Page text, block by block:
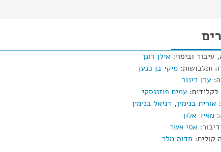
עיבוד ובימוי: אילן רונן
ותלבושות: מיקי בן כנען
ערן דינור
לקלידים: עמית פוזננסקי
אורית בנימין, דניאל בנימין
מאיר אלון
אסי אשד
קולית: חדוה מלר